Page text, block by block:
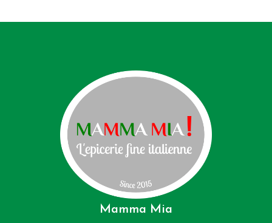
Mamma Mia